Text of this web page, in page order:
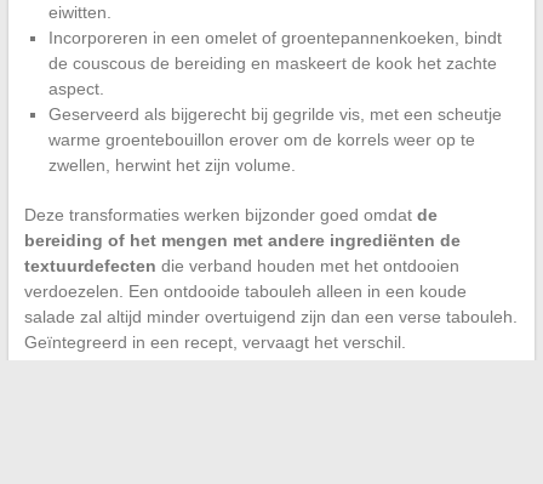
eiwitten.
Incorporeren in een omelet of groentepannenkoeken, bindt
de couscous de bereiding en maskeert de kook het zachte
aspect.
Geserveerd als bijgerecht bij gegrilde vis, met een scheutje
warme groentebouillon erover om de korrels weer op te
zwellen, herwint het zijn volume.
Deze transformaties werken bijzonder goed omdat de
bereiding of het mengen met andere ingrediënten de
textuurdefecten die verband houden met het ontdooien
verdoezelen. Een ontdooide tabouleh alleen in een koude
salade zal altijd minder overtuigend zijn dan een verse tabouleh.
Geïntegreerd in een recept, vervaagt het verschil.